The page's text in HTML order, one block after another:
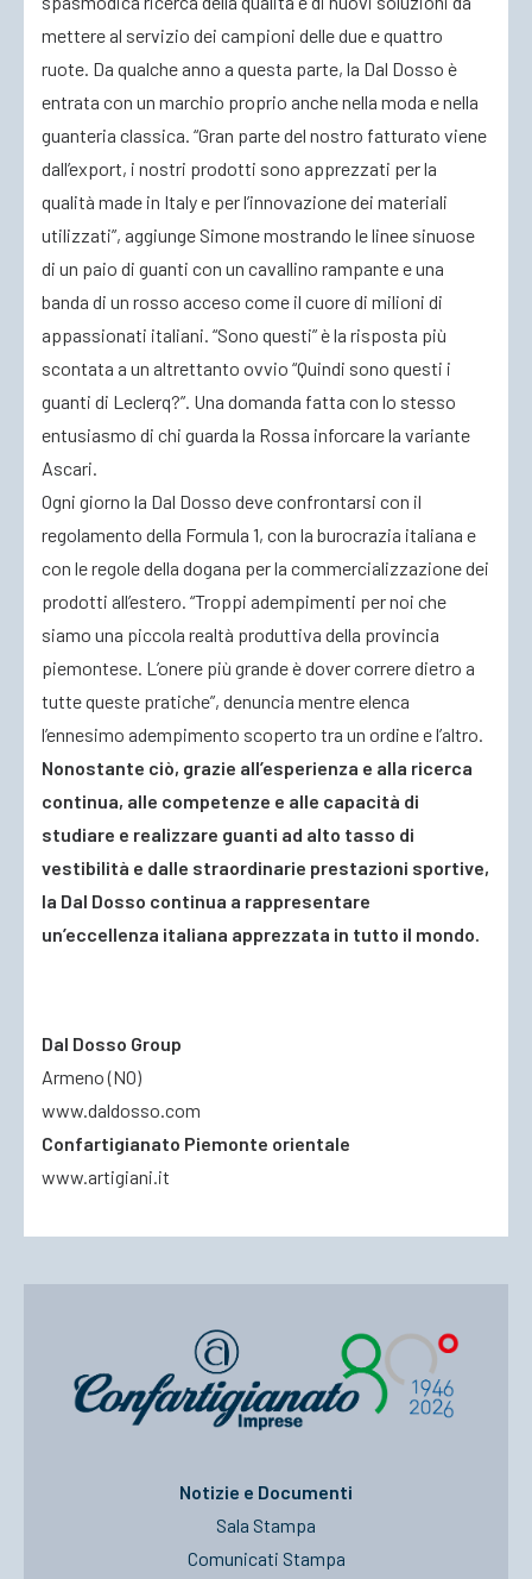
mettere al servizio dei campioni delle due e quattro
ruote. Da qualche anno a questa parte, la Dal Dosso è
entrata con un marchio proprio anche nella moda e nella
guanteria classica. “Gran parte del nostro fatturato viene
dall’export, i nostri prodotti sono apprezzati per la
qualità made in Italy e per l’innovazione dei materiali
utilizzati”, aggiunge Simone mostrando le linee sinuose
di un paio di guanti con un cavallino rampante e una
banda di un rosso acceso come il cuore di milioni di
appassionati italiani. “Sono questi” è la risposta più
scontata a un altrettanto ovvio “Quindi sono questi i
guanti di Leclerq?”. Una domanda fatta con lo stesso
entusiasmo di chi guarda la Rossa inforcare la variante
Ascari.
Ogni giorno la Dal Dosso deve confrontarsi con il
regolamento della Formula 1, con la burocrazia italiana e
con le regole della dogana per la commercializzazione dei
prodotti all’estero. “Troppi adempimenti per noi che
siamo una piccola realtà produttiva della provincia
piemontese. L’onere più grande è dover correre dietro a
tutte queste pratiche”, denuncia mentre elenca
l’ennesimo adempimento scoperto tra un ordine e l’altro.
Nonostante ciò, grazie all’esperienza e alla ricerca
continua, alle competenze e alle capacità di
studiare e realizzare guanti ad alto tasso di
vestibilità e dalle straordinarie prestazioni sportive,
la Dal Dosso continua a rappresentare
un’eccellenza italiana apprezzata in tutto il mondo.
Dal Dosso Group
Armeno (NO)
www.daldosso.com
Confartigianato Piemonte orientale
www.artigiani.it
Notizie e Documenti
Sala Stampa
Comunicati Stampa